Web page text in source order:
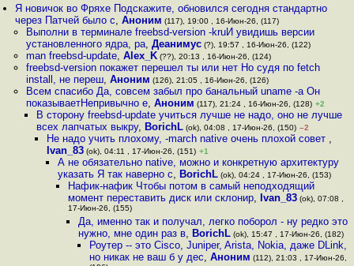
Я новичок во Фряхе Подскажите, обновился сегодня стандартно
через Патчей было с,Аноним (117), 19:00 , 16-Июн-26, (117)
Выполни в терминале freebsd-version -kruИ увидишь версии
установленного ядра, ра, Деанимус(?), 19:57 , 16-Июн-26, (122)
man freebsd-update, Alex_K(??), 20:13 , 16-Июн-26, (124)
freebsd-version покажет перешел ты или нет Но судя по fetch
install, не переш, Аноним (126), 21:05 , 16-Июн-26, (126)
Всем спасибо Да, совсем забыл про банальный uname -a Он
показываетНепривычно е, Аноним (117), 21:24 , 16-Июн-26, (128) +2
В сторону freebsd-update учиться лучше не надо, оно не лучше
всех лапчатых выкру, BorichL(ok), 04:08 , 17-Июн-26, (150) –2
Не надо учить плохому, -march native очень плохой совет ,
Ivan_83 (ok), 04:11 , 17-Июн-26, (151) +1
А не обязательно native, можно и конкретную архитектуру
указать Я так наверно с, BorichL(ok), 04:24 , 17-Июн-26, (153)
Нафик-нафик Чтобы потом в самый неподходящий
момент переставить диск или склонир, Ivan_83(ok), 07:08 ,
17-Июн-26, (155)
Да, именно так и получал, легко поборол - ну редко это
нужно, мне один раз в, BorichL (ok), 15:47 , 17-Июн-26, (182)
Роутер -- это Cisco, Juniper, Arista, Nokia, даже DLink,
но никак не ваш б у дес, Аноним (112), 21:03 , 17-Июн-26,